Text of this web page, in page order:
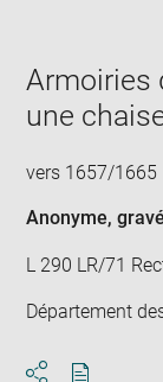
Armoiries
une
vers 1657/1665
Anonyme,
L 290 LR/71
Département